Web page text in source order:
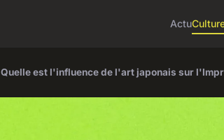
Actu
Quelle est l'influence de l'art japonais sur